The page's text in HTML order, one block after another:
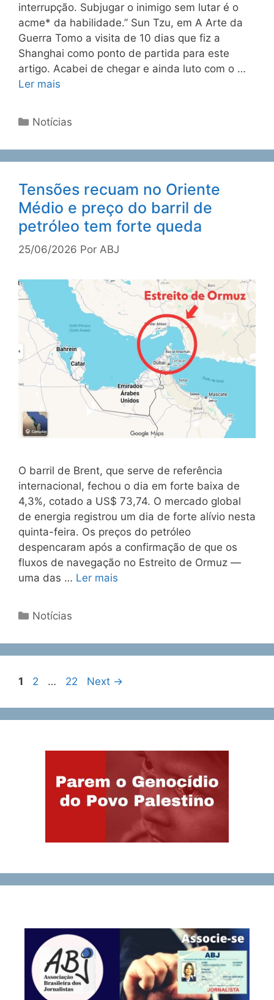
interrupção. Subjugar o inimigo sem lutar é o
acme* da habilidade.” Sun Tzu, em A Arte da
Guerra Tomo a visita de 10 dias que fiz a
Shanghai como ponto de partida para este
artigo. Acabei de chegar e ainda luto com o …
Ler mais
Notícias
Tensões recuam no Oriente
Médio e preço do barril de
petróleo tem forte queda
25/06/2026 Por ABJ
O barril de Brent, que serve de referência
internacional, fechou o dia em forte baixa de
4,3%, cotado a US$ 73,74. O mercado global
de energia registrou um dia de forte alívio nesta
quinta-feira. Os preços do petróleo
despencaram após a confirmação de que os
fluxos de navegação no Estreito de Ormuz —
uma das … Ler mais
Notícias
1 2 … 22 Next →